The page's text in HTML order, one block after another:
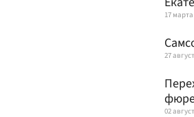
17 марта
27
02